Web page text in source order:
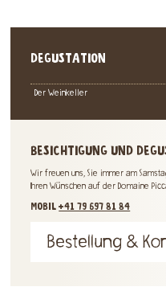
DEGUSTATION
Der Weinkeller
BESICHTIGUNG UND
Wir freuen uns, Sie immer am
Ihren Wünschen auf der Domaine
MOBIL+41 79 697 81 84
Bestellung &